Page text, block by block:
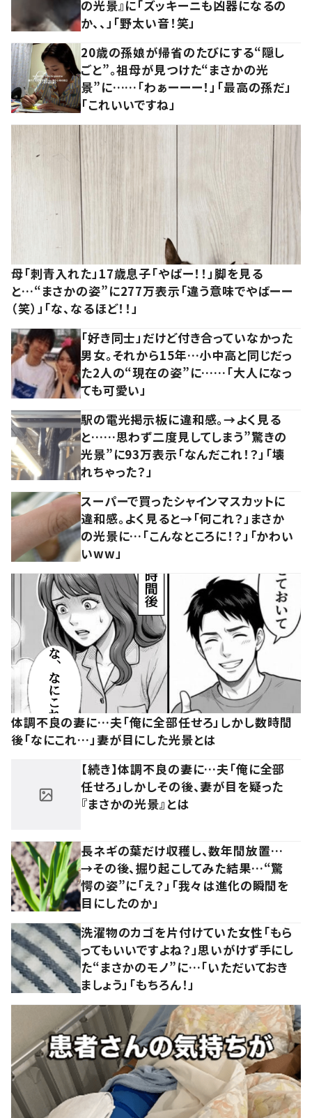
の光景』に「ズッキーニも凶器になるの
か、、」「野太い音！笑」
20歳の孫娘が帰省のたびにする“隠し
ごと”。祖母が見つけた“まさかの光
景”に……「わぁーーー！」「最高の孫だ」
「これいいですね」
母「刺青入れた」17歳息子「やばー！！」脚を見る
と…“まさかの姿”に277万表示「違う意味でやばーー
（笑）」「な、なるほど！！」
「好き同士」だけど付き合っていなかった
男女。それから15年…小中高と同じだっ
た2人の“現在の姿”に……「大人になっ
ても可愛い」
駅の電光掲示板に違和感。→よく見る
と……思わず二度見してしまう”驚きの
光景”に93万表示「なんだこれ！？」「壊
れちゃった？」
スーパーで買ったシャインマスカットに
違和感。よく見ると→「何これ？」まさか
の光景に…「こんなところに！？」「かわい
いww」
体調不良の妻に…夫「俺に全部任せろ」しかし数時間
後「なにこれ…」妻が目にした光景とは
【続き】体調不良の妻に…夫「俺に全部
任せろ」しかしその後、妻が目を疑った
『まさかの光景』とは
長ネギの葉だけ収穫し、数年間放置…
→その後、掘り起こしてみた結果…“驚
愕の姿”に「え？」「我々は進化の瞬間を
目にしたのか」
洗濯物のカゴを片付けていた女性「もら
ってもいいですよね？」思いがけず手にし
た“まさかのモノ”に…「いただいておき
ましょう」「もちろん！」